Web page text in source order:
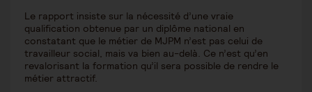
Le rapport insiste sur la nécessité d’une vraie
qualification obtenue par un diplôme national en
constatant que le métier de MJPM n’est pas celui de
travailleur social, mais va bien au-delà. Ce n’est qu’en
revalorisant la formation qu’il sera possible de rendre le
métier attractif.